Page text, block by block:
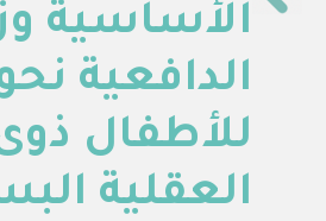
الأساسية
الدافعية
للأطفال
العقلية